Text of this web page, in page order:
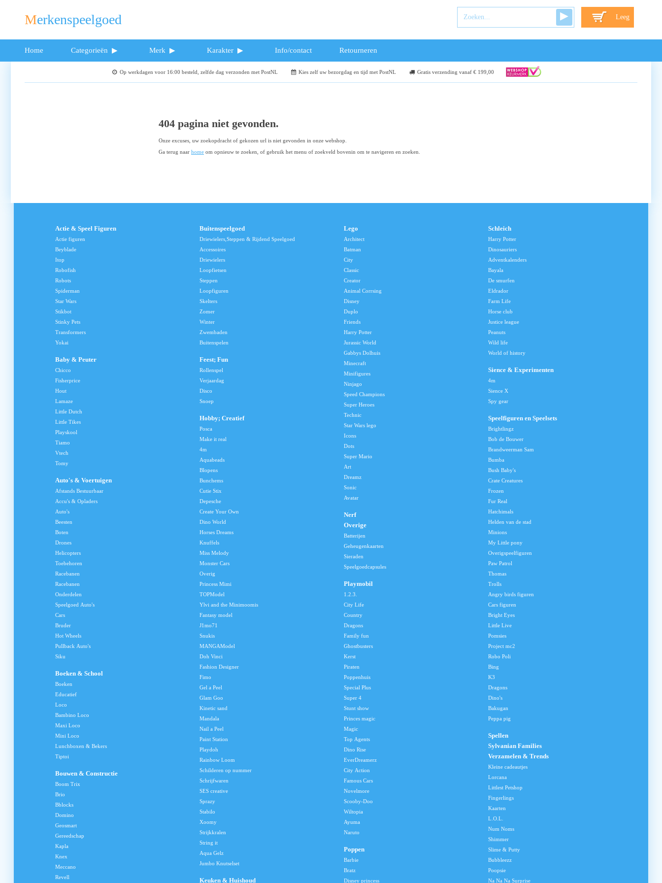
Merkenspeelgoed Leeg
Home Categorieën Merk Karakter Info/contact Retourneren
Op werkdagen voor 16:00 besteld, zelfde dag verzonden met PostNL Kies zelf uw bezorgdag en tijd met PostNL Gratis verzending vanaf € 199,00
404 pagina niet gevonden.
Onze excuses, uw zoekopdracht of gekozen url is niet gevonden in onze webshop.
Ga terug naar home om opnieuw te zoeken, of gebruik het menu of zoekveld bovenin om te navigeren en zoeken.
Actie & Speel Figuren
Actie figuren
Beyblade
Itop
Robofish
Robots
Spiderman
Star Wars
Stikbot
Stinky Pets
Transformers
Yokai
Baby & Peuter
Chicco
Fisherprice
Hout
Lamaze
Little Dutch
Little Tikes
Playskool
Tiamo
Vtech
Tomy
Auto's & Voertuigen
Afstands Bestuurbaar
Accu's & Opladers
Auto's
Beesten
Boten
Drones
Helicopters
Toebehoren
Racebanen
Racebanen
Onderdelen
Speelgoed Auto's
Cars
Bruder
Hot Wheels
Pullback Auto's
Siku
Boeken & School
Boeken
Educatief
Loco
Bambino Loco
Maxi Loco
Mini Loco
Lunchboxen & Bekers
Tiptoi
Bouwen & Constructie
Boom Trix
Brio
Bblocks
Domino
Geosmart
Gereedschap
Kapla
Knex
Meccano
Revell
Buitenspeelgoed
Driewielers,Steppen & Rijdend Speelgoed
Accessoires
Driewielers
Loopfietsen
Steppen
Loopfiguren
Skelters
Zomer
Winter
Zwembaden
Buitenspelen
Feest; Fun
Rollenspel
Verjaardag
Disco
Snoep
Hobby; Creatief
Posca
Make it real
4m
Aquabeads
Blopens
Bunchems
Cutie Stix
Depesche
Create Your Own
Dino World
Horses Dreams
Knuffels
Miss Melody
Monster Cars
Overig
Princess Mimi
TOPModel
Ylvi and the Minimoomis
Fantasy model
J1mo71
Snukis
MANGAModel
Doh Vinci
Fashion Designer
Fimo
Gel a Peel
Glam Goo
Kinetic sand
Mandala
Nail a Peel
Paint Station
Playdoh
Rainbow Loom
Schilderen op nummer
Schrijfwaren
SES creative
Sprazy
Stabilo
Xoomy
Strijkkralen
String it
Aqua Gelz
Jumbo Knutselset
Keuken & Huishoud
Lego
Architect
Batman
City
Classic
Creator
Animal Corrsing
Disney
Duplo
Friends
Harry Potter
Jurassic World
Gabbys Dolhuis
Minecraft
Minifigures
Ninjago
Speed Champions
Super Heroes
Technic
Star Wars lego
Icons
Dots
Super Mario
Art
Dreamz
Sonic
Avatar
Nerf
Overige
Batterijen
Geheugenkaarten
Sieraden
Speelgoedcapsules
Playmobil
1.2.3.
City Life
Country
Dragons
Family fun
Ghostbusters
Kerst
Piraten
Poppenhuis
Special Plus
Super 4
Stunt show
Princes magic
Magic
Top Agents
Dino Rise
EverDreamerz
City Action
Famous Cars
Novelmore
Scooby-Doo
Wiltopia
Ayuma
Naruto
Poppen
Barbie
Bratz
Disney princess
Schleich
Harry Potter
Dinosauriers
Adventkalenders
Bayala
De smurfen
Eldrador
Farm Life
Horse club
Justice league
Peanuts
Wild life
World of history
Sience & Experimenten
4m
Sience X
Spy gear
Speelfiguren en Speelsets
Brightlingz
Bob de Bouwer
Brandweerman Sam
Bumba
Bush Baby's
Crate Creatures
Frozen
Fur Real
Hatchimals
Helden van de stad
Minions
My Little pony
Overigspeelfiguren
Paw Patrol
Thomas
Trolls
Angry birds figuren
Cars figuren
Bright Eyes
Little Live
Pomsies
Project mc2
Robo Poli
Bing
K3
Dragons
Dino's
Bakugan
Peppa pig
Spellen
Sylvanian Families
Verzamelen & Trends
Kleine cadeautjes
Lorcana
Littlest Petshop
Fingerlings
Kaarten
L.O.L.
Num Noms
Shimmer
Slime & Putty
Bubbleezz
Poopsie
Na Na Na Surprise